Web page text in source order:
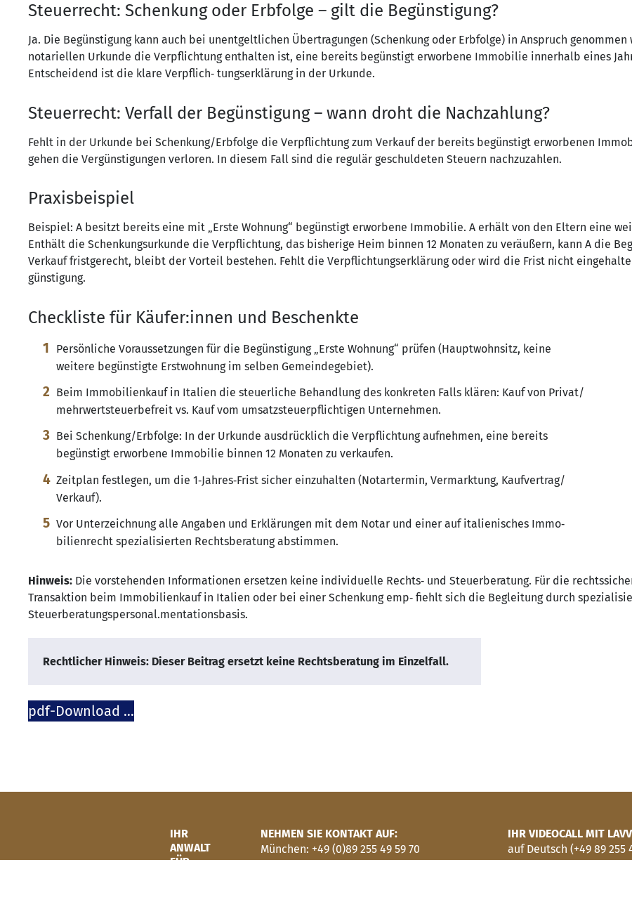
Steuerrecht: Schenkung oder Erbfolge – gilt die Begünstigung?
Ja. Die Begünstigung kann auch bei unentgeltlichen Übertragungen (Schenkung oder Erbfolge) in Anspruch
notariellen Urkunde die Verpflichtung enthalten ist, eine bereits begünstigt erworbene Immobilie innerhalb eines
Entscheidend ist die klare Verpflich‑ tungserklärung in der Urkunde.
Steuerrecht: Verfall der Begünstigung – wann droht die Nachzahlung?
Fehlt in der Urkunde bei Schenkung/Erbfolge die Verpflichtung zum Verkauf der bereits begünstigt erworbenen
gehen die Vergünstigungen verloren. In diesem Fall sind die regulär geschuldeten Steuern nachzuzahlen.
Praxisbeispiel
Beispiel: A besitzt bereits eine mit „Erste Wohnung“ begünstigt erworbene Immobilie. A erhält von den Eltern eine
Enthält die Schenkungsurkunde die Verpflichtung, das bisherige Heim binnen 12 Monaten zu veräußern, kann A die
Verkauf fristgerecht, bleibt der Vorteil bestehen. Fehlt die Verpflichtungserklärung oder wird die Frist nicht
günstigung.
Checkliste für Käufer:innen und Beschenkte
Persönliche Voraussetzungen für die Begünstigung „Erste Wohnung“ prüfen (Hauptwohnsitz, keine
weitere begünstigte Erstwohnung im selben Gemeindegebiet).
Beim Immobilienkauf in Italien die steuerliche Behandlung des konkreten Falls klären: Kauf von Privat/
mehrwertsteuerbefreit vs. Kauf vom umsatzsteuerpflichtigen Unternehmen.
Bei Schenkung/Erbfolge: In der Urkunde ausdrücklich die Verpflichtung aufnehmen, eine bereits
begünstigt erworbene Immobilie binnen 12 Monaten zu verkaufen.
Zeitplan festlegen, um die 1‑Jahres‑Frist sicher einzuhalten (Notartermin, Vermarktung, Kaufvertrag/
Verkauf).
Vor Unterzeichnung alle Angaben und Erklärungen mit dem Notar und einer auf italienisches Immo‑
bilienrecht spezialisierten Rechtsberatung abstimmen.
Hinweis: Die vorstehenden Informationen ersetzen keine individuelle Rechts‑ und Steuerberatung. Für die
Transaktion beim Immobilienkauf in Italien oder bei einer Schenkung emp‑ fiehlt sich die Begleitung durch
Steuerberatungspersonal.mentationsbasis.
Rechtlicher Hinweis: Dieser Beitrag ersetzt keine Rechtsberatung im Einzelfall.
pdf-Download …
IHR
ANWALT
FÜR
NEHMEN SIE KONTAKT AUF:
München: +49 (0)89 255 49 59 70
IHR VIDEOCALL MIT
auf Deutsch (+49 89 255